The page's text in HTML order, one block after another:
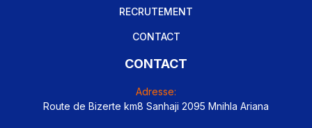
RECRUTEMENT
CONTACT
CONTACT
Adresse:
Route de Bizerte km8 Sanhaji 2095 Mnihla Ariana